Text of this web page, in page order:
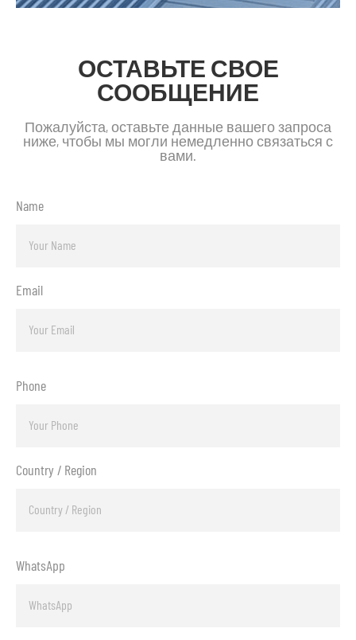
ОСТАВЬТЕ СВОЕ
СООБЩЕНИЕ
Пожалуйста, оставьте данные вашего запроса
ниже, чтобы мы могли немедленно связаться с
вами.
Name
Email
Phone
Country / Region
WhatsApp